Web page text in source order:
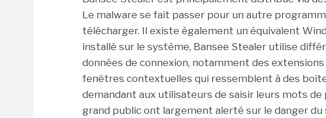
Le malware se fait passer pour un autre
télécharger. Il existe également un équivalent
installé sur le système, Bansee Stealer utilise
données de connexion, notamment des
fenêtres contextuelles qui ressemblent à des
demandant aux utilisateurs de saisir leurs mots de
grand public ont largement alerté sur le danger